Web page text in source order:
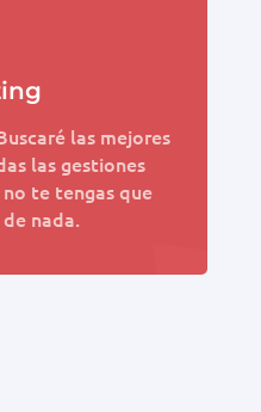
las mejores
las gestiones
te tengas que
nada.